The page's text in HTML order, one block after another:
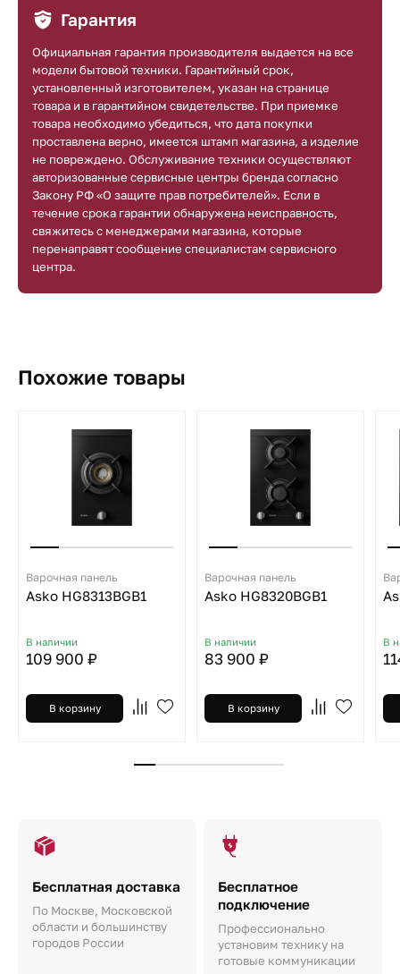
Гарантия
Официальная гарантия производителя выдается на все
модели бытовой техники. Гарантийный срок,
установленный изготовителем, указан на странице
товара и в гарантийном свидетельстве. При приемке
товара необходимо убедиться, что дата покупки
проставлена верно, имеется штамп магазина, а изделие
не повреждено. Обслуживание техники осуществляют
авторизованные сервисные центры бренда согласно
Закону РФ «О защите прав потребителей». Если в
течение срока гарантии обнаружена неисправность,
свяжитесь с менеджерами магазина, которые
перенаправят сообщение специалистам сервисного
центра.
Похожие товары
Варочная панель
Asko HG8313BGB1
В наличии
109 900 ₽
В корзину
Варочная панель
Asko HG8320BGB1
В наличии
83 900 ₽
В корзину
В
Бесплатная доставка
По Москве, Московской
области и большинству
городов России
Бесплатное
подключение
Профессионально
установим технику на
готовые коммуникации